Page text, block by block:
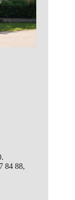
84 88,